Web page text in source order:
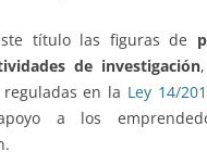
título las figuras de
de investigación
en la Ley 14/
a los